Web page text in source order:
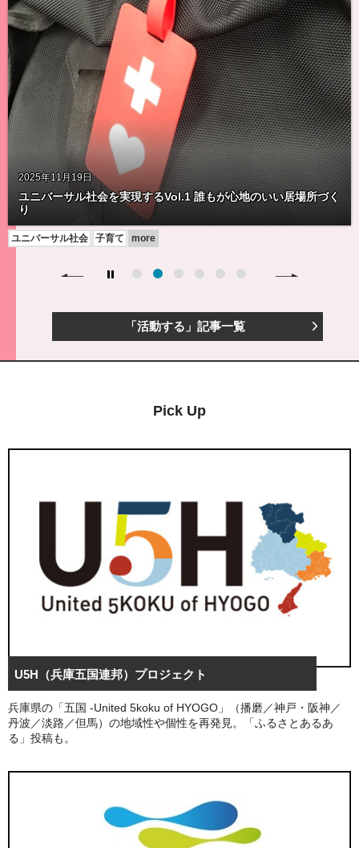
のいい居場所づく 2025年11月19日
地域おこしに参画する
ユニバーサル社会
「活動する」記事一覧
Pick Up
U5H（兵庫五国連邦）プロジェクト
兵庫県の「五国 -United 5koku of HYOGO」（播磨／神戸・阪神／
丹波／淡路／但馬）の地域性や個性を再発見。「ふるさとあるあ
る」投稿も。